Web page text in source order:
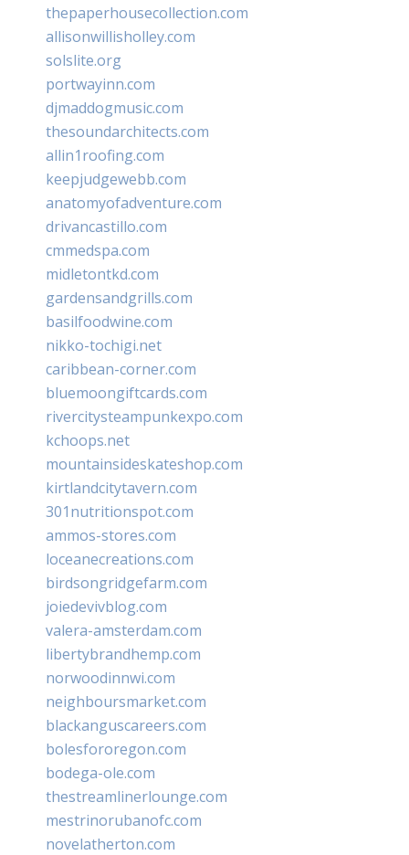
thepaperhousecollection.com
allisonwillisholley.com
solslite.org
portwayinn.com
djmaddogmusic.com
thesoundarchitects.com
allin1roofing.com
keepjudgewebb.com
anatomyofadventure.com
drivancastillo.com
cmmedspa.com
midletontkd.com
gardensandgrills.com
basilfoodwine.com
nikko-tochigi.net
caribbean-corner.com
bluemoongiftcards.com
rivercitysteampunkexpo.com
kchoops.net
mountainsideskateshop.com
kirtlandcitytavern.com
301nutritionspot.com
ammos-stores.com
loceanecreations.com
birdsongridgefarm.com
joiedevivblog.com
valera-amsterdam.com
libertybrandhemp.com
norwoodinnwi.com
neighboursmarket.com
blackanguscareers.com
bolesfororegon.com
bodega-ole.com
thestreamlinerlounge.com
mestrinorubanofc.com
novelatherton.com